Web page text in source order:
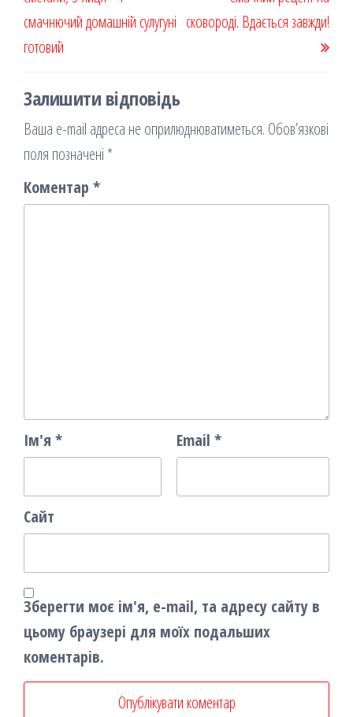
смачнючий домашній сулугуні
готовий
сковороді. Вдається завжди!
Залишити відповідь
Ваша e-mail адреса не оприлюднюватиметься. Обов’язкові
поля позначені *
Коментар *
Ім'я * Email *
Сайт
Зберегти моє ім'я, e-mail, та адресу сайту в
цьому браузері для моїх подальших
коментарів.